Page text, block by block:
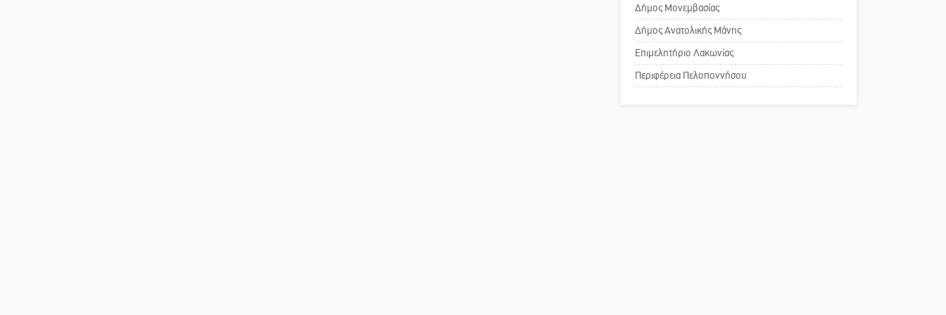
Μισθός: Το στοίχημα των
1.500 ευρώ
αναισθησίας
Πού βρίσκεται το ιστορικό
κέντρο της Σπάρτης;
Δήμος Μονεμβασίας
Δήμος Ανατολικής Μάνης
Επιμελητήριο Λακωνίας
Περιφέρεια Πελοποννήσου